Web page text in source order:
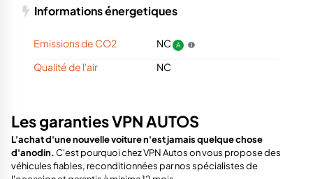
Informations énergetiques
Emissions de CO2 NC A
Qualité de l'air NC
Les garanties VPN AUTOS
L'achat d'une nouvelle voiture n'est jamais quelque chose
d'anodin.C'est pourquoi chez VPN Autos on vous propose des
véhicules fiables, reconditionnées par nos spécialistes de